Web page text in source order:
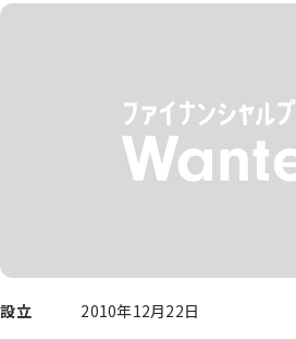
設立
2010年12月22日